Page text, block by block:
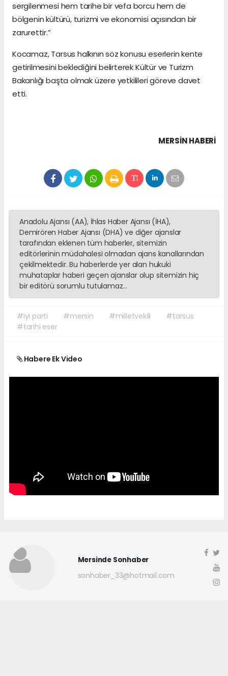
sergilenmesi hem tarihe bir vefa borcu hem de
bölgenin kültürü, turizmi ve ekonomisi açısından bir
zarurettir.”
Kocamaz, Tarsus halkının söz konusu eserlerin kente
getirilmesini beklediğini belirterek Kültür ve Turizm
Bakanlığı başta olmak üzere yetkilileri göreve davet
etti.
MERSIN HABERİ
Anadolu Ajansı (AA), İhlas Haber Ajansı (İHA),
Demirören Haber Ajansı (DHA) ve diğer ajanslar
tarafından eklenen tüm haberler, sitemizin
editörlerinin müdahalesi olmadan ajans kanallarından
çekilmektedir. Bu haberlerde yer alan hukuki
muhataplar haberi geçen ajanslar olup sitemizin hiç
bir editörü sorumlu tutulamaz...
#iyi parti #mersin #milletvekili
#tarsus
#tarihi eser
Habere Ek Video
Mersinde Sonhaber
sonhaber_33@hotmail.com